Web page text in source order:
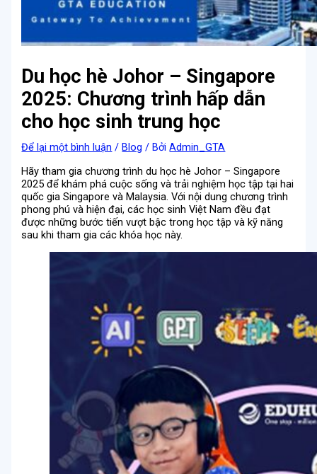
Du học hè Johor – Singapore
2025: Chương trình hấp dẫn
cho học sinh trung học
Để lại một bình luận /Blog / BởiAdmin_GTA
Hãy tham gia chương trình du học hè Johor – Singapore
2025 để khám phá cuộc sống và trải nghiệm học tập tại hai
quốc gia Singapore và Malaysia. Với nội dung chương trình
phong phú và hiện đại, các học sinh Việt Nam đều đạt
được những bước tiến vượt bậc trong học tập và kỹ năng
sau khi tham gia các khóa học này.